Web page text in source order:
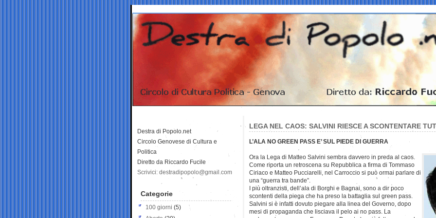
LEGA NEL CAOS: SALVINI RIESCE A SCONTENTARE
L’ALA NO GREEN PASS E’ SUL PIEDE DI GUERRA
Ora la Lega di Matteo Salvini sembra davvero in preda al caos.
Come riporta un retroscena su Repubblica a firma di Tommaso
Ciriaco e Matteo Pucciarelli, nel Carroccio si può ormai parlare di
una “guerra tra bande”.
I più oltranzisti, dell’ala di Borghi e Bagnai, sono a dir poco
scontenti della piega che ha preso la battaglia sul green pass.
Salvini si è infatti dovuto piegare alla linea del Governo, dopo
mesi di propaganda che lisciava il pelo ai no pass. La
Destra di Popolo.net
Circolo Genovese di Cultura e
Politica
Diretto da Riccardo Fucile
Scrivici: destradipopolo@gmail.com
Categorie
100 giorni (5)